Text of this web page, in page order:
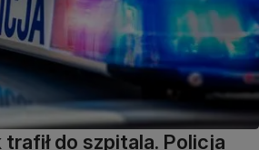
trafił do szpitala. Policja